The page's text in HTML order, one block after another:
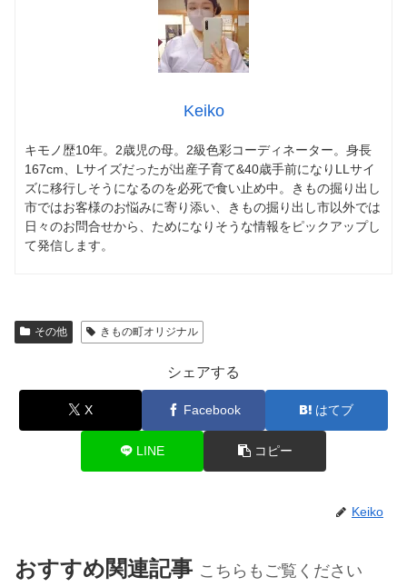
Keiko
キモノ歴10年。2歳児の母。2級色彩コーディネーター。身長
167cm、Lサイズだったが出産子育て&40歳手前になりLLサイ
ズに移行しそうになるのを必死で食い止め中。きもの掘り出し
市ではお客様のお悩みに寄り添い、きもの掘り出し市以外では
日々のお問合せから、ためになりそうな情報をピックアップし
て発信します。
その他 きもの町オリジナル
シェアする
X Facebook はてブ
LINE コピー
Keiko
おすすめ関連記事 こちらもご覧ください